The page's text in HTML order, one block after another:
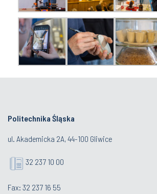
Politechnika Śląska
ul. Akademicka 2A, 44-100 Gliwice
32 237 10 00
Fax: 32 237 16 55